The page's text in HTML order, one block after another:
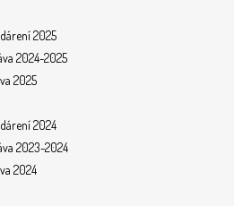
2025
2024-2025
2025
2024
2023-2024
2024